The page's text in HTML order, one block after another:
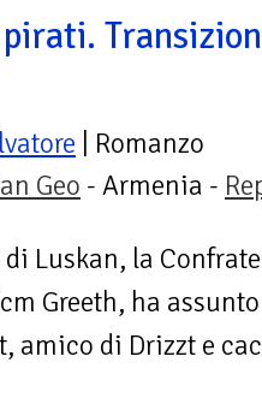
| Romanzo
Geo - Armenia -
Luskan, la
Greeth, ha
amico di Drizzt e